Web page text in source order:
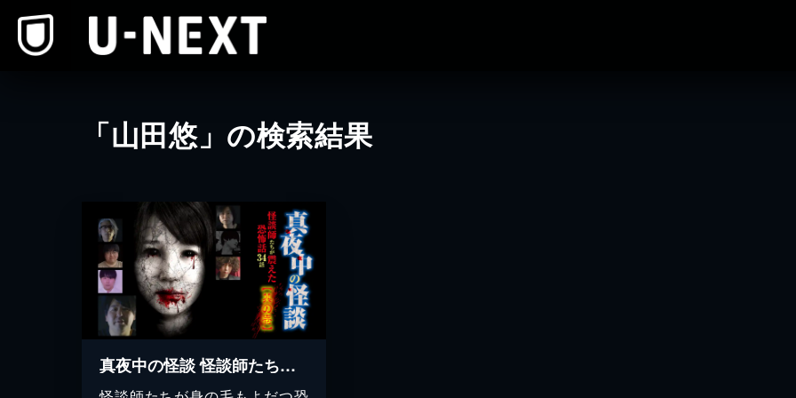
「山田悠」の検索結果
真夜中の怪談 怪談師たちが震えた恐怖話 34話 其の壱